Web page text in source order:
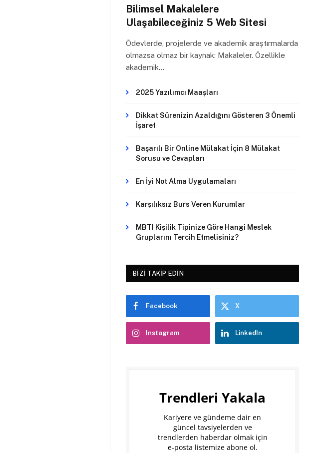
Bilimsel Makalelere
Ulaşabileceğiniz 5 Web Sitesi
Ödevlerde, projelerde ve akademik araştırmalarda
olmazsa olmaz bir kaynak: Makaleler. Özellikle
akademik…
2025 Yazılımcı Maaşları
Dikkat Sürenizin Azaldığını Gösteren 3 Önemli
İşaret
Başarılı Bir Online Mülakat İçin 8 Mülakat
Sorusu ve Cevapları
En İyi Not Alma Uygulamaları
Karşılıksız Burs Veren Kurumlar
MBTI Kişilik Tipinize Göre Hangi Meslek
Gruplarını Tercih Etmelisiniz?
BIZI TAKIP EDIN
Facebook X
Instagram LinkedIn
Trendleri Yakala
Kariyere ve gündeme dair en
güncel tavsiyelerden ve
trendlerden haberdar olmak için
e-posta listemize abone ol.